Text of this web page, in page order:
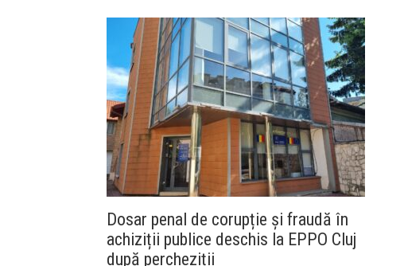
Dosar penal de corupție și fraudă în
achiziții publice deschis la EPPO Cluj
după percheziții